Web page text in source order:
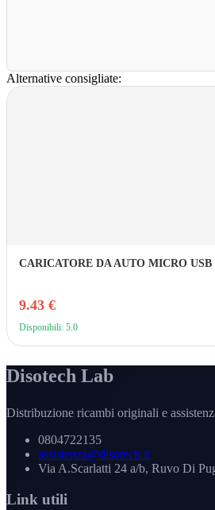
Alternative consigliate:
CARICATORE DA AUTO MICRO
9.43 €
Disponibili: 5.0
Disotech Lab
Distribuzione ricambi originali e
0804722135
assistenza@disotech.it
Via A.Scarlatti 24 a/b, Ruvo Di
Link utili